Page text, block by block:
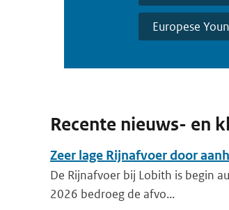
Europese
Recente nieuws- en
Zeer lage Rijnafvoer door
De Rijnafvoer bij Lobith is begin
2026 bedroeg de afvo...